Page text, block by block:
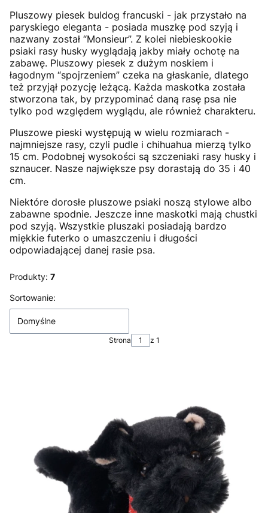
Pluszowy piesek buldog francuski - jak przystało na
paryskiego eleganta - posiada muszkę pod szyją i
nazwany został “Monsieur”. Z kolei niebieskookie
psiaki rasy husky wyglądają jakby miały ochotę na
zabawę. Pluszowy piesek z dużym noskiem i
łagodnym “spojrzeniem” czeka na głaskanie, dlatego
też przyjął pozycję leżącą. Każda maskotka została
stworzona tak, by przypominać daną rasę psa nie
tylko pod względem wyglądu, ale również charakteru.
Pluszowe pieski występują w wielu rozmiarach -
najmniejsze rasy, czyli pudle i chihuahua mierzą tylko
15 cm. Podobnej wysokości są szczeniaki rasy husky i
sznaucer. Nasze największe psy dorastają do 35 i 40
cm.
Niektóre dorosłe pluszowe psiaki noszą stylowe albo
zabawne spodnie. Jeszcze inne maskotki mają chustki
pod szyją. Wszystkie pluszaki posiadają bardzo
miękkie futerko o umaszczeniu i długości
odpowiadającej danej rasie psa.
Produkty: 7
Lista produktów
Sortowanie:
Domyślne
Strona z 1